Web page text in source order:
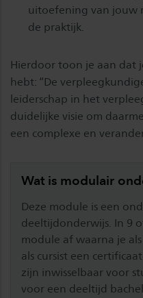
uitoefening van jouw
de praktijk.
Hierdoor toon je aan dat
hebt: “De
leiderschap in het
duidelijke visie om
een complexe en
Wat is modulair
Deze module is een
deeltijdonderwijs. In 9
module af waarna je
als cursist een
zijn inwisselbaar voor
voor een deeltijd